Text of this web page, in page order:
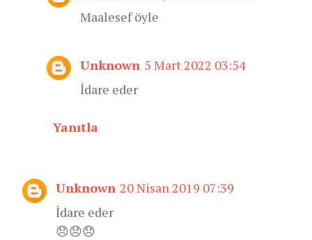
Maalesef öyle
Unknown 5 Mart 2022 03:54
İdare eder
Yanıtla
Unknown 20 Nisan 2019 07:39
İdare eder
😞😞😞